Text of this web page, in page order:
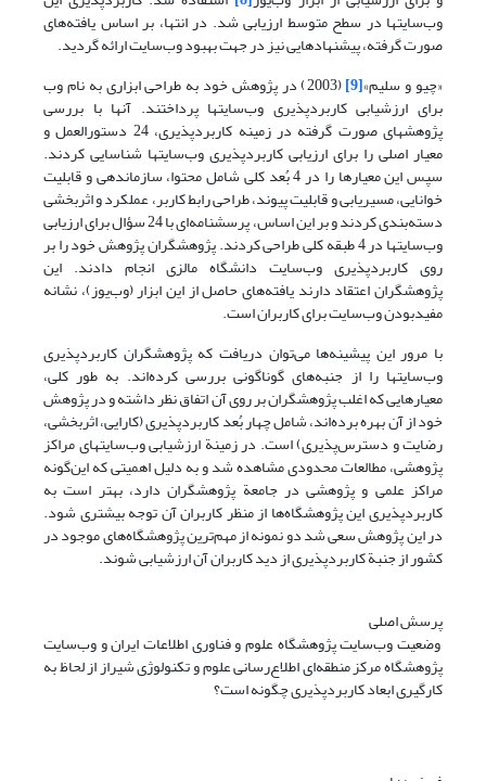
وب‌سایتها در سطح متوسط ارزیابی شد. در انتها، بر اساس یافته‌های
صورت گرفته، پیشنهادهایی نیز در جهت بهبود وب‌سایت ارائه گردید.
«چیو و سلیم»[9] (2003) در پژوهش خود به طراحی ابزاری به نام وب
برای ارزشیابی کاربردپذیری وب‌سایتها پرداختند. آنها با بررسی
پژوهشهای صورت گرفته در زمینه کاربردپذیری، 24 دستورالعمل و
معیار اصلی را برای ارزیابی کاربردپذیری وب‌سایتها شناسایی کردند.
سپس این معیارها را در 4 بُعد کلی شامل محتوا، سازماندهی و قابلیت
خوانایی، مسیریابی و قابلیت پیوند، طراحی رابط کاربر، عملکرد و اثربخشی
دسته‌بندی کردند و بر این اساس، پرسشنامه‌ای با 24 سؤال برای ارزیابی
وب‌سایتها در 4 طبقه کلی طراحی کردند. پژوهشگران پژوهش خود را بر
روی کاربردپذیری وب‌سایت دانشگاه مالزی انجام دادند. این
پژوهشگران اعتقاد دارند یافته‌های حاصل از این ابزار (وب‌یوز)، نشانه
مفیدبودن وب‌سایت برای کاربران است.
با مرور این پیشینه‌ها می‌توان دریافت که پژوهشگران کاربردپذیری
وب‌سایتها را از جنبه‌های گوناگونی بررسی کرده‌اند. به طور کلی،
معیارهایی که اغلب پژوهشگران بر روی آن اتفاق نظر داشته و در پژوهش
خود از آن بهره برده‌اند، شامل چهار بُعد کاربردپذیری (کارایی، اثربخشی،
رضایت و دسترس‌پذیری) است. در زمینة ارزشیابی وب‌سایتهای مراکز
پژوهشی، مطالعات محدودی مشاهده شد و به دلیل اهمیتی که این‌گونه
مراکز علمی و پژوهشی در جامعة پژوهشگران دارد، بهتر است به
کاربردپذیری این پژوهشگاه‌ها از منظر کاربران آن توجه بیشتری شود.
در این پژوهش سعی شد دو نمونه از مهم‌ترین پژوهشگاه‌های موجود در
کشور از جنبة کاربردپذیری از دید کاربران آن ارزشیابی شوند.
پرسش اصلی
وضعیت وب‌سایت پژوهشگاه علوم و فناوری اطلاعات ایران و وب‌سایت
پژوهشگاه مرکز منطقه‌ای اطلاع‌رسانی علوم و تکنولوژی شیراز از لحاظ به
کارگیری ابعاد کاربردپذیری چگونه است؟